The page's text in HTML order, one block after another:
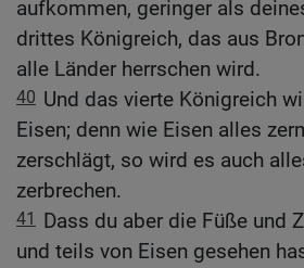
aufkommen, geringer als
drittes Königreich, das aus
alle Länder herrschen wird.
40 Und das vierte Königreich
Eisen; denn wie Eisen alles
zerschlägt, so wird es auch
zerbrechen.
41
Dass du aber die Füße und
und teils von Eisen gesehen